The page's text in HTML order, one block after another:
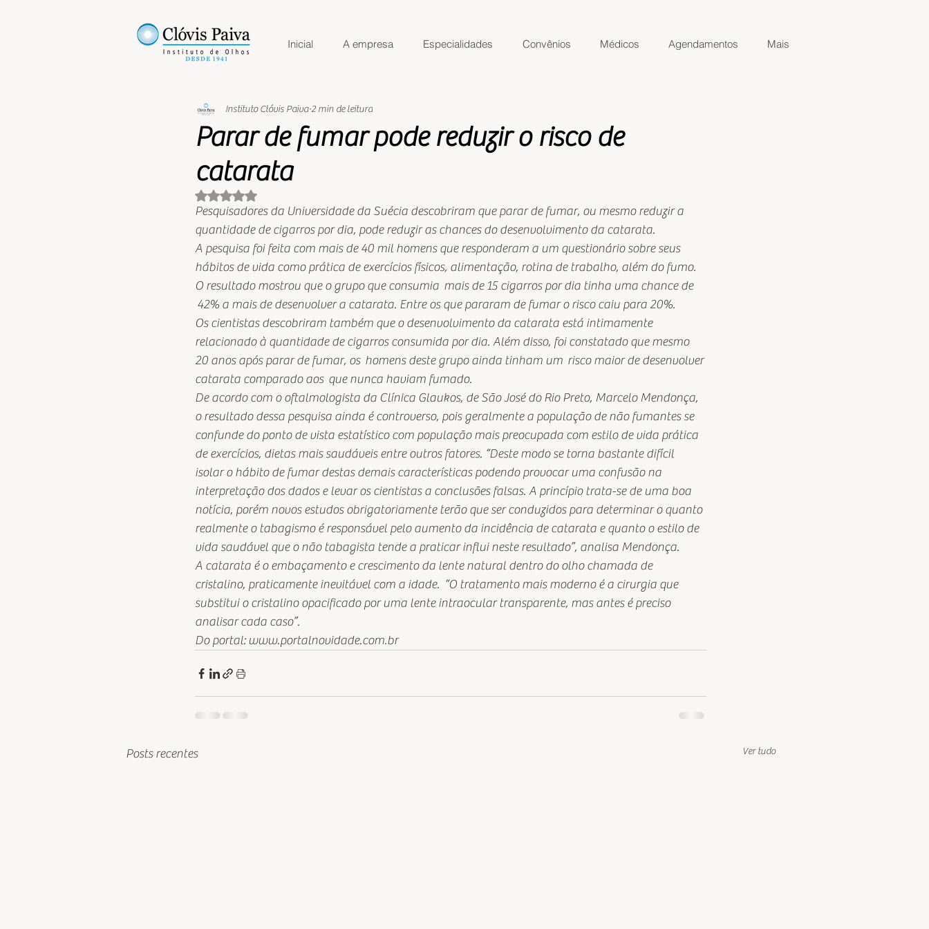
Inicial A empresa Especialidades Convênios Médicos Agendamentos Mais
Parar de fumar pode reduzir o risco de
catarata
Instituto Clóvis Paiva 2 min de leitura
Avaliado com NaN de 5 estrelas.
Pesquisadores da Universidade da Suécia descobriram que parar de fumar, ou mesmo reduzir a
quantidade de cigarros por dia, pode reduzir as chances do desenvolvimento da catarata.
A pesquisa foi feita com mais de 40 mil homens que responderam a um questionário sobre seus
hábitos de vida como prática de exercícios físicos, alimentação, rotina de trabalho, além do fumo.
O resultado mostrou que o grupo que consumia  mais de 15 cigarros por dia tinha uma chance de
42% a mais de desenvolver a catarata. Entre os que pararam de fumar o risco caiu para 20%.
Os cientistas descobriram também que o desenvolvimento da catarata está intimamente
relacionado à quantidade de cigarros consumida por dia. Além disso, foi constatado que mesmo
20 anos após parar de fumar, os  homens deste grupo ainda tinham um  risco maior de desenvolver
catarata comparado aos  que nunca haviam fumado.
De acordo com o oftalmologista da Clínica Glaukos, de São José do Rio Preto, Marcelo Mendonça,
o resultado dessa pesquisa ainda é controverso, pois geralmente a população de não fumantes se
confunde do ponto de vista estatístico com população mais preocupada com estilo de vida prática
de exercícios, dietas mais saudáveis entre outros fatores. “Deste modo se torna bastante difícil
isolar o hábito de fumar destas demais características podendo provocar uma confusão na
interpretação dos dados e levar os cientistas a conclusões falsas. A princípio trata-se de uma boa
notícia, porém novos estudos obrigatoriamente terão que ser conduzidos para determinar o quanto
realmente o tabagismo é responsável pelo aumento da incidência de catarata e quanto o estilo de
vida saudável que o não tabagista tende a praticar influi neste resultado”, analisa Mendonça.
A catarata é o embaçamento e crescimento da lente natural dentro do olho chamada de
cristalino, praticamente inevitável com a idade.  “O tratamento mais moderno é a cirurgia que
substitui o cristalino opacificado por uma lente intraocular transparente, mas antes é preciso
analisar cada caso”.
Do portal: www.portalnovidade.com.br
Posts recentes Ver tudo